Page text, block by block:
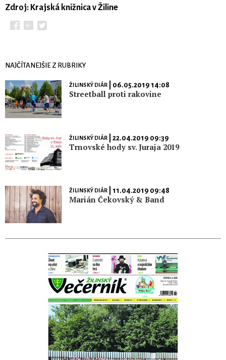
Zdroj: Krajská knižnica v Žiline
NAJČÍTANEJŠIE Z RUBRIKY
ŽILINSKÝ DIÁR| 06.05.2019 14:08
Streetball proti rakovine
ŽILINSKÝ DIÁR| 22.04.2019 09:39
Trnovské hody sv. Juraja 2019
ŽILINSKÝ DIÁR| 11.04.2019 09:48
Marián Čekovský & Band